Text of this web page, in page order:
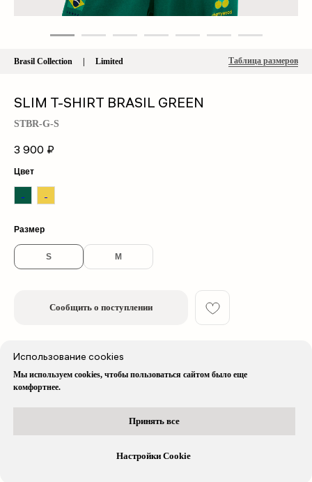
Использование cookies
Мы используем cookies, чтобы пользоваться сайтом было еще
комфортнее.
Принять все
Настройки Cookie
SLIM T-SHIRT BRASIL GREEN
STBR-G-S
3 900 ₽
Цвет
Размер
S M
Сообщить о поступлении
Описание изделия
Доставка & Оплата
Brasil Collection | Limited Таблица размеров
Вся информация доступна в нашем
* Instagram принадлежит компании Meta, признанной экстремистской
организацией и запрещенной в РФ